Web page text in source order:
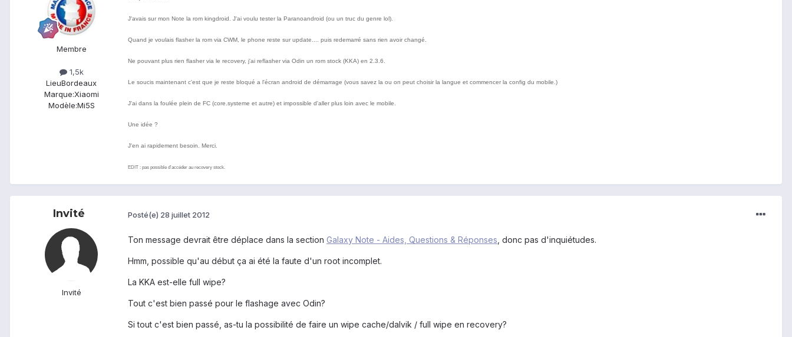
Membre
1,5k
LieuBordeaux
Marque:Xiaomi
Modèle:Mi5S
J'avais sur mon Note la rom kingdroid. J'ai voulu tester la Paranoandroid (ou un truc du genre lol).
Quand je voulais flasher la rom via CWM, le phone reste sur update.... puis redemarré sans rien avoir changé.
Ne pouvant plus rien flasher via le recovery, j'ai reflasher via Odin un rom stock (KKA) en 2.3.6.
Le soucis maintenant c'est que je reste bloqué a l'écran android de démarrage (vous savez la ou on peut choisir la langue et commencer la config du mobile.)
J'ai dans la foulée plein de FC (core.systeme et autre) et impossible d'aller plus loin avec le mobile.
Une idée ?
J'en ai rapidement besoin. Merci.
EDIT : pas possible d’accéder au recovery stock.
Invité
Invité
Posté(e) 28 juillet 2012
Ton message devrait être déplace dans la section Galaxy Note - Aides, Questions & Réponses , donc pas d'inquiétudes.
Hmm, possible qu'au début ça ai été la faute d'un root incomplet.
La KKA est-elle full wipe?
Tout c'est bien passé pour le flashage avec Odin?
Si tout c'est bien passé, as-tu la possibilité de faire un wipe cache/dalvik / full wipe en recovery?